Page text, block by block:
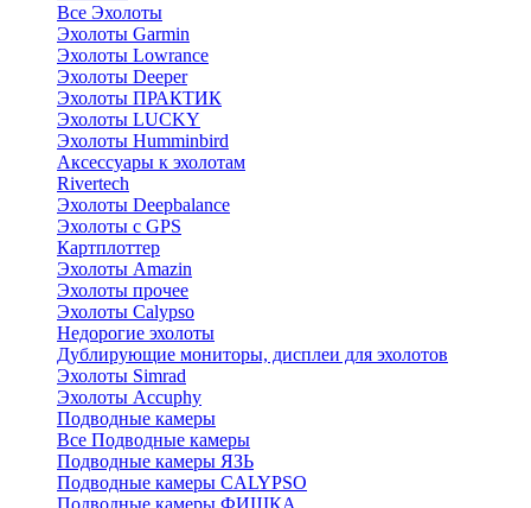
Все Эхолоты
Эхолоты Garmin
Эхолоты Lowrance
Эхолоты Deeper
Эхолоты ПРАКТИК
Эхолоты LUCKY
Эхолоты Humminbird
Аксессуары к эхолотам
Rivertech
Эхолоты Deepbalance
Эхолоты с GPS
Картплоттер
Эхолоты Amazin
Эхолоты прочее
Эхолоты Calypso
Недорогие эхолоты
Дублирующие мониторы, дисплеи для эхолотов
Эхолоты Simrad
Эхолоты Accuphy
Подводные камеры
Все Подводные камеры
Подводные камеры ЯЗЬ
Подводные камеры CALYPSO
Подводные камеры ФИШКА